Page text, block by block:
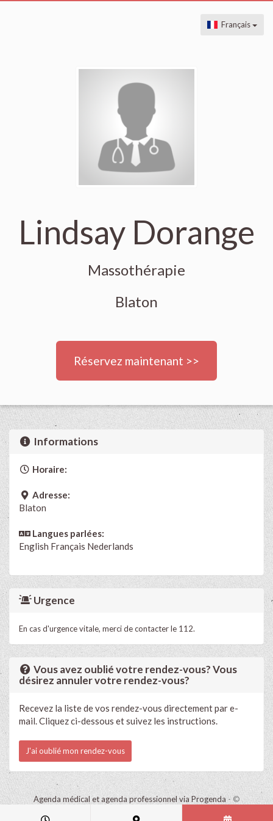
Français
Lindsay Dorange
Massothérapie
Blaton
Réservez maintenant >>
Informations
Horaire:
Adresse:
Blaton
Langues parlées:
English Français Nederlands
Urgence
En cas d'urgence vitale, merci de contacter le 112.
Vous avez oublié votre rendez-vous? Vous
désirez annuler votre rendez-vous?
Recevez la liste de vos rendez-vous directement par e-
mail. Cliquez ci-dessous et suivez les instructions.
J'ai oublié mon rendez-vous
Agenda médical et agenda professionnel via Progenda - ©